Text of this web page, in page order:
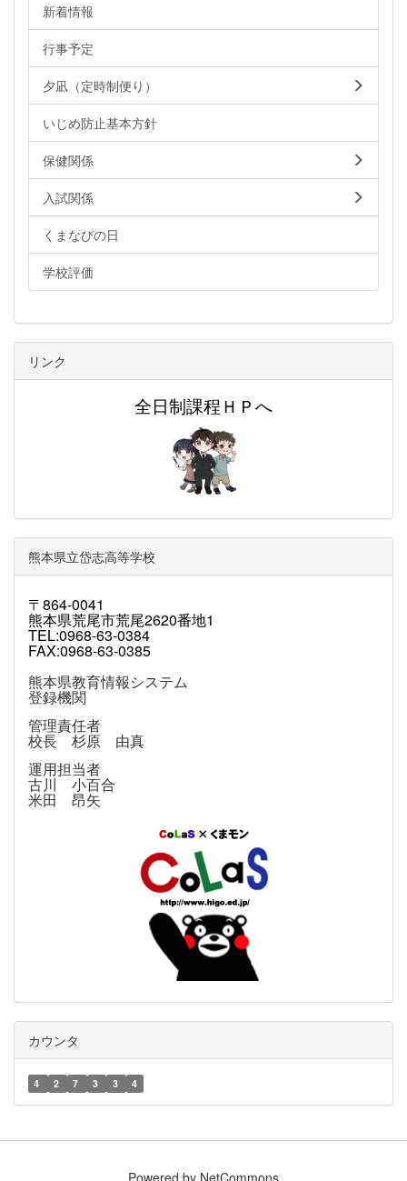
新着情報
行事予定
夕凪（定時制便り）
いじめ防止基本方針
保健関係
入試関係
くまなびの日
学校評価
リンク
全日制課程ＨＰへ
熊本県立岱志高等学校
〒864-0041
熊本県荒尾市荒尾2620番地1
TEL:0968-63-0384
FAX:0968-63-0385
熊本県教育情報システム
登録機関
管理責任者
校長 杉原 由真
運用担当者
古川 小百合
米田 昂矢
カウンタ
4 2 7 3 3 4